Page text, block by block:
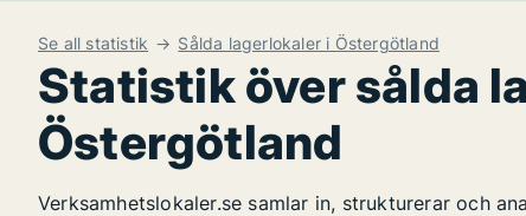
Se all statistik Sålda lagerlokaler i Östergötland
Statistik över sålda
Östergötland
Verksamhetslokaler.se samlar in, strukturerar och